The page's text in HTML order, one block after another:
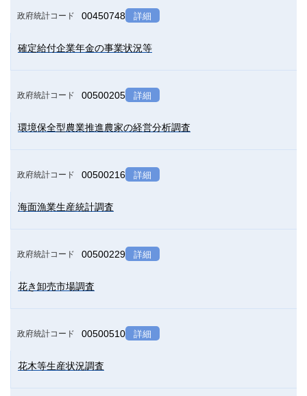
政府統計コード 00450748 詳細
確定給付企業年金の事業状況等
政府統計コード 00500205 詳細
環境保全型農業推進農家の経営分析調査
政府統計コード 00500216 詳細
海面漁業生産統計調査
政府統計コード 00500229 詳細
花き卸売市場調査
政府統計コード 00500510 詳細
花木等生産状況調査